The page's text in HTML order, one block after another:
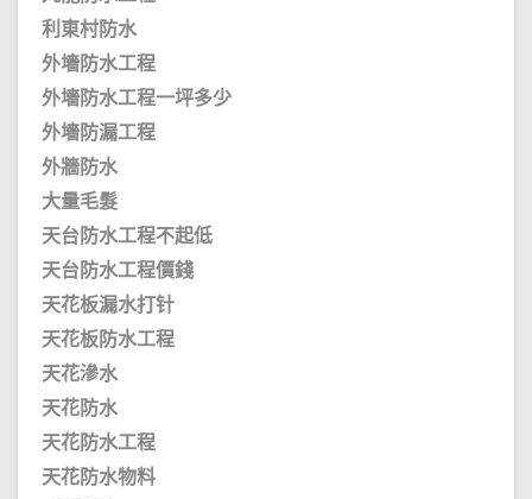
利東村防水
外墻防水工程
外墻防水工程一坪多少
外墻防漏工程
外牆防水
大量毛髮
天台防水工程不起低
天台防水工程價錢
天花板漏水打针
天花板防水工程
天花滲水
天花防水
天花防水工程
天花防水物料